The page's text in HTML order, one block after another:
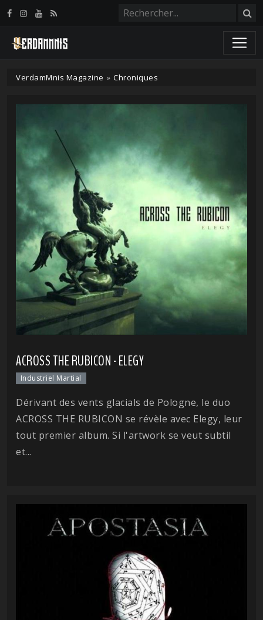
VerdamMnis Magazine » Chroniques
ACROSS THE RUBICON - ELEGY
Industriel Martial
Dérivant des vents glacials de Pologne, le duo
ACROSS THE RUBICON se révèle avec Elegy, leur
tout premier album. Si l'artwork se veut subtil
et...
Panneau de gestion des cookies